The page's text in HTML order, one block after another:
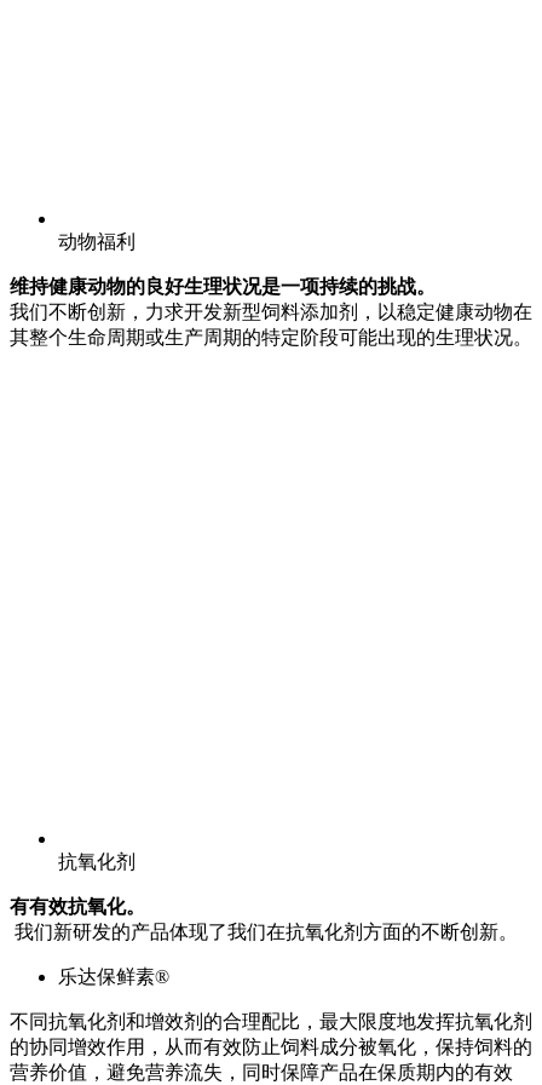
动物福利
维持健康动物的良好生理状况是一项持续的挑战。
我们不断创新，力求开发新型饲料添加剂，以稳定健康动物在
其整个生命周期或生产周期的特定阶段可能出现的生理状况。
抗氧化剂
有有效抗氧化。
我们新研发的产品体现了我们在抗氧化剂方面的不断创新。
乐达保鲜素®
不同抗氧化剂和增效剂的合理配比，最大限度地发挥抗氧化剂
的协同增效作用，从而有效防止饲料成分被氧化，保持饲料的
营养价值，避免营养流失，同时保障产品在保质期内的有效